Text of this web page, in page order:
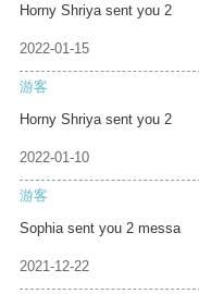
Horny Shriya sent you 2
2022-01-15
游客
Horny Shriya sent you 2
2022-01-10
游客
Sophia sent you 2 messa
2021-12-22